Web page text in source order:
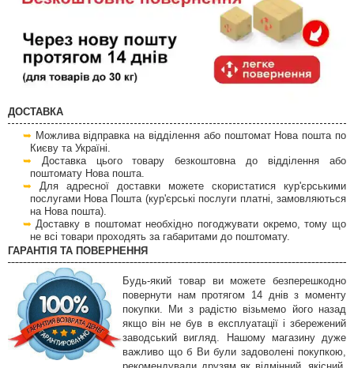
ДОСТАВКА
Можлива відправка на відділення або поштомат Нова пошта по
Києву та Україні.
Доставка цього товару безкоштовна до відділення або
поштомату Нова пошта.
Для адресної доставки можете скористатися кур'єрськими
послугами Нова Пошта (кур'єрські послуги платні, замовляються
на Нова пошта).
Доставку в поштомат необхідно погоджувати окремо, тому що
не всі товари проходять за габаритами до поштомату.
ГАРАНТІЯ ТА ПОВЕРНЕННЯ
Будь-який товар ви можете безперешкодно
повернути нам протягом 14 днів з моменту
покупки. Ми з радістю візьмемо його назад
якщо він не був в експлуатації і збережений
заводський вигляд. Нашому магазину дуже
важливо що б Ви були задоволені покупкою,